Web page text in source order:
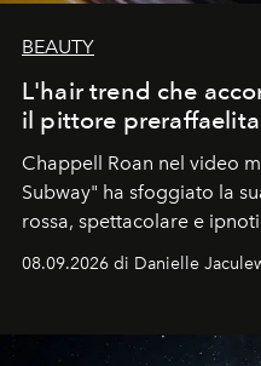
BEAUTY
L'hair trend che
il pittore
Chappell Roan nel video
Subway" ha sfoggiato la
rossa, spettacolare e
dell'autunno?
08.09.2026 di Danielle